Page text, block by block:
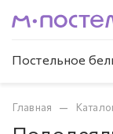
Постельное
Главная —